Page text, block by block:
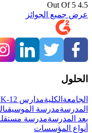
4.5 Out Of 5
عرض جميع الجوائز
الحلول
الجامعة الكليةمدارس K-12
المدرسةمدرسة الموسيقى
بعد المدرسةمدرسة
أنواع المؤسسات